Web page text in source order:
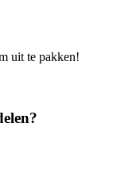
uit te pakken!